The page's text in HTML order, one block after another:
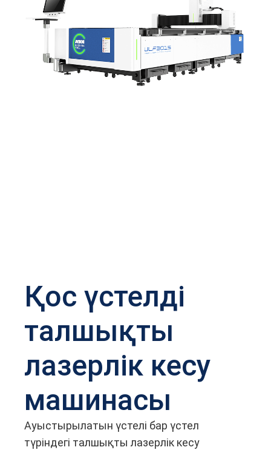
Қос үстелді
талшықты
лазерлік кесу
машинасы
Ауыстырылатын үстелі бар үстел
түріндегі талшықты лазерлік кесу